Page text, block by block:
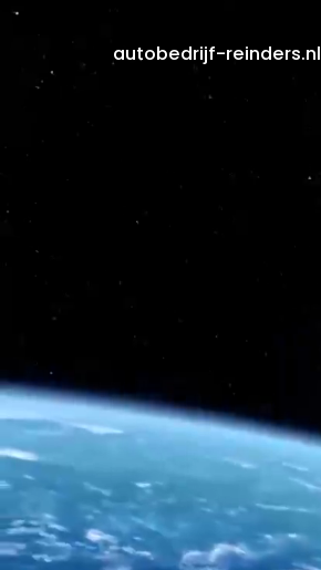
autobedrijf-reinders.nl